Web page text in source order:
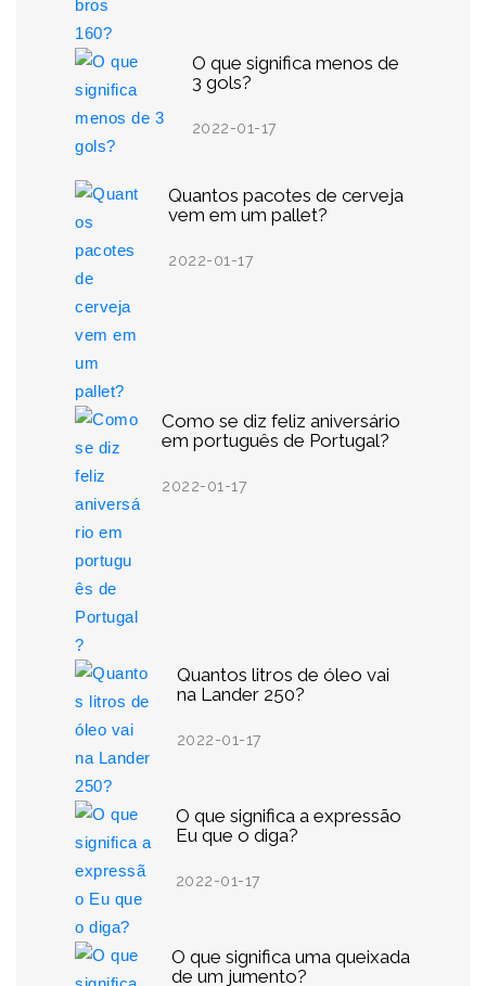
O que significa menos de
3 gols?
2022-01-17
Quantos pacotes de cerveja
vem em um pallet?
2022-01-17
Como se diz feliz aniversário
em português de Portugal?
2022-01-17
Quantos litros de óleo vai
na Lander 250?
2022-01-17
O que significa a expressão
Eu que o diga?
2022-01-17
O que significa uma queixada
de um jumento?